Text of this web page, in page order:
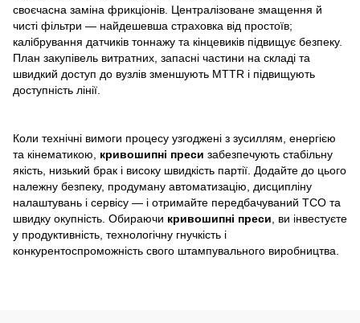
своєчасна заміна фрикціонів. Централізоване змащення й
чисті фільтри — найдешевша страховка від простоїв;
калібрування датчиків тоннажу та кінцевиків підвищує безпеку.
План закупівель витратних, запасні частини на складі та
швидкий доступ до вузлів зменшують MTTR і підвищують
доступність лінії.
Коли технічні вимоги процесу узгоджені з зусиллям, енергією
та кінематикою, кривошипні преси забезпечують стабільну
якість, низький брак і високу швидкість партії. Додайте до цього
належну безпеку, продуману автоматизацію, дисципліну
налаштувань і сервісу — і отримайте передбачуваний TCO та
швидку окупність. Обираючи кривошипні преси , ви інвестуєте
у продуктивність, технологічну гнучкість і
конкурентоспроможність свого штампувального виробництва.